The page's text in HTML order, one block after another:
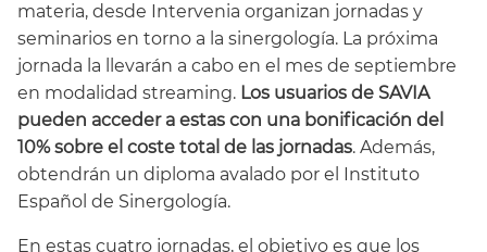
materia, desde Intervenia organizan jornadas y
seminarios en torno a la sinergología. La próxima
jornada la llevarán a cabo en el mes de septiembre
en modalidad streaming. Los usuarios de SAVIA
pueden acceder a estas con una bonificación del
10% sobre el coste total de las jornadas. Además,
obtendrán un diploma avalado por el Instituto
Español de Sinergología.
En estas cuatro jornadas, el objetivo es que los